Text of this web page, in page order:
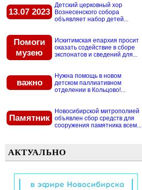
13.07 2023
Детский церковный хор
Вознесенского собора
объявляет набор детей...
Помоги
музею
Искитимская епархия просит
оказать содействие в сборе
экспонатов и сведений для...
важно
Нужна помощь в новом
детском паллиативном
отделении в Кольцово!...
Памятник
Новосибирской митрополией
объявлен сбор средств для
сооружения памятника всем...
АКТУАЛЬНО